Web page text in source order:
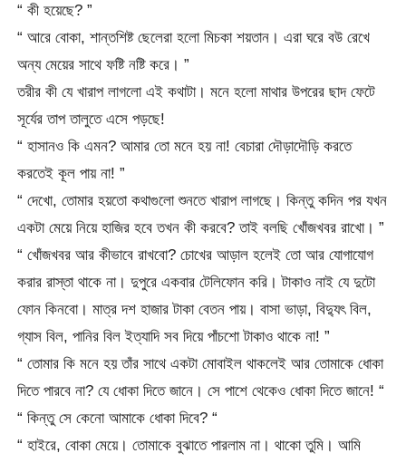
“ কী হয়েছে? ”
“ আরে বোকা, শান্তশিষ্ট ছেলেরা হলো মিচকা শয়তান। এরা ঘরে বউ রেখে
অন্য মেয়ের সাথে ফষ্টি নষ্টি করে। ”
তরীর কী যে খারাপ লাগলো এই কথাটা। মনে হলো মাথার উপরের ছাদ ফেটে
সূর্যের তাপ তালুতে এসে পড়ছে!
“ হাসানও কি এমন? আমার তো মনে হয় না! বেচারা দৌড়াদৌড়ি করতে
করতেই কূল পায় না! ”
“ দেখো, তোমার হয়তো কথাগুলো শুনতে খারাপ লাগছে। কিন্তু কদিন পর যখন
একটা মেয়ে নিয়ে হাজির হবে তখন কী করবে? তাই বলছি খোঁজখবর রাখো। ”
“ খোঁজখবর আর কীভাবে রাখবো? চোখের আড়াল হলেই তো আর যোগাযোগ
করার রাস্তা থাকে না। দুপুরে একবার টেলিফোন করি। টাকাও নাই যে দুটো
ফোন কিনবো। মাত্র দশ হাজার টাকা বেতন পায়। বাসা ভাড়া, বিদ্যুৎ বিল,
গ্যাস বিল, পানির বিল ইত্যাদি সব দিয়ে পাঁচশো টাকাও থাকে না! ”
“ তোমার কি মনে হয় তাঁর সাথে একটা মোবাইল থাকলেই আর তোমাকে ধোকা
দিতে পারবে না? যে ধোকা দিতে জানে। সে পাশে থেকেও ধোকা দিতে জানে! “
“ কিন্তু সে কেনো আমাকে ধোকা দিবে? “
“ হাইরে, বোকা মেয়ে। তোমাকে বুঝাতে পারলাম না। থাকো তুমি। আমি